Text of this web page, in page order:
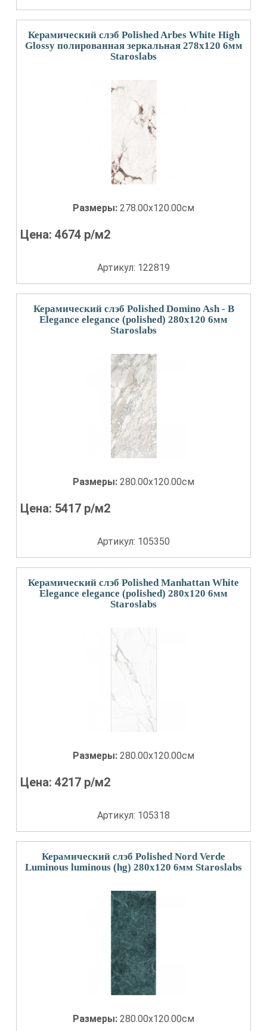
Керамический слэб Polished Arbes White High
Glossy полированная зеркальная 278x120 6мм
Staroslabs
Размеры: 278.00x120.00см
Цена:4674 р/м2
Артикул: 122819
Керамический слэб Polished Domino Ash - B
Elegance elegance (polished) 280x120 6мм
Staroslabs
Размеры: 280.00x120.00см
Цена: 5417 р/м2
Артикул: 105350
Керамический слэб Polished Manhattan White
Elegance elegance (polished) 280x120 6мм
Staroslabs
Размеры: 280.00x120.00см
Цена:4217 р/м2
Артикул: 105318
Керамический слэб Polished Nord Verde
Luminous luminous (hg) 280x120 6мм Staroslabs
Размеры: 280.00x120.00см